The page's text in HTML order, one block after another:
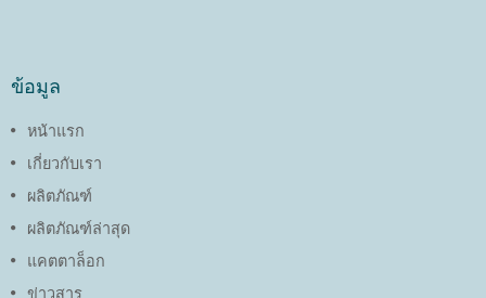
ข้อมูล
หน้าแรก
เกี่ยวกับเรา
ผลิตภัณฑ์
ผลิตภัณฑ์ล่าสุด
แคตตาล็อก
ข่าวสาร